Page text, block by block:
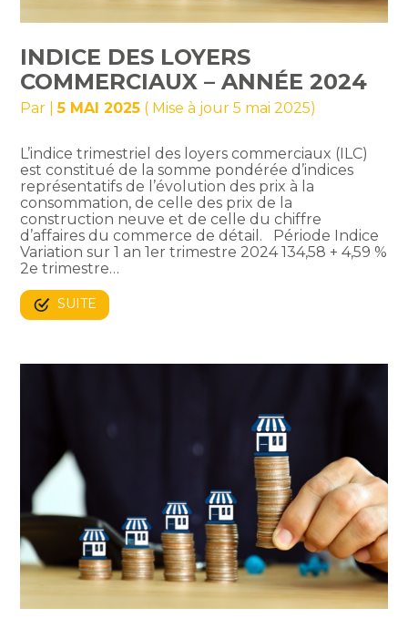
INDICE DES LOYERS
COMMERCIAUX – ANNÉE 2024
Par |5 MAI 2025 ( Mise à jour 5 mai 2025)
L’indice trimestriel des loyers commerciaux (ILC)
est constitué de la somme pondérée d’indices
représentatifs de l’évolution des prix à la
consommation, de celle des prix de la
construction neuve et de celle du chiffre
d’affaires du commerce de détail. Période Indice
Variation sur 1 an 1er trimestre 2024 134,58 + 4,59 %
2e trimestre…
SUITE